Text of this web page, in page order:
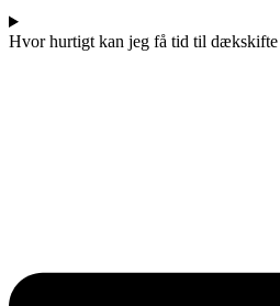
Hvor hurtigt kan jeg få tid til